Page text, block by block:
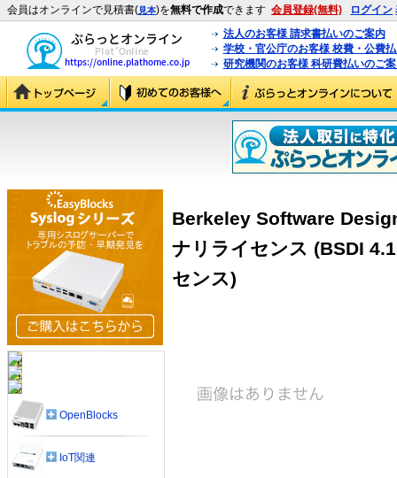
会員はオンラインで見積書(見本)を無料で作成できます 会員登録(無料) ログイン
法人のお客様 請求書払いのご案内
学校・官公庁のお客様 校費・公費
研究機関のお客様 科研費払いのご
Berkeley Software
ナリライセンス (BSDI
センス)
OpenBlocks
IoT関連